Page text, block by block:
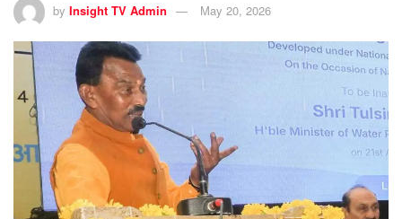
by Insight TV Admin May 20, 2026